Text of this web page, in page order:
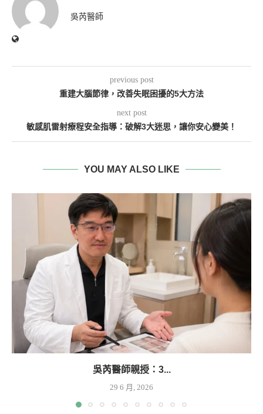
吳芮醫師
previous post
重建大腦節律，改善失眠困擾的5大方法
next post
敏感肌雷射療程安全指導：破解3大迷思，讓你安心變美！
YOU MAY ALSO LIKE
吳芮醫師親授：3...
29 6 月, 2026